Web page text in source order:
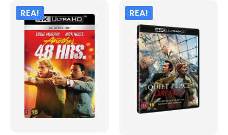
REA! REA!